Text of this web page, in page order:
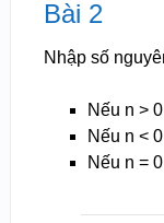
Bài 2
Nhập số
Nếu n >
Nếu n <
Nếu n =